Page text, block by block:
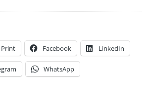
Print Facebook LinkedIn
WhatsApp